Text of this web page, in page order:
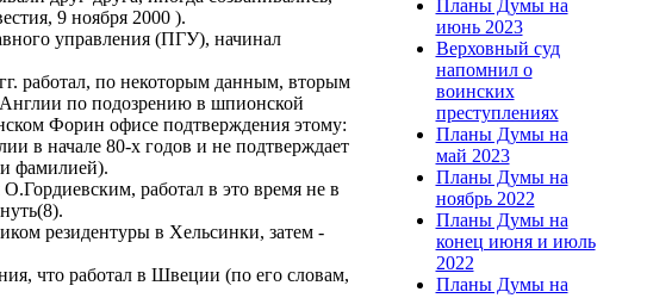
9 ноября 2000 ).
управления (ПГУ), начинал
работал, по некоторым данным, вторым
по подозрению в шпионской
Форин офисе подтверждения этому:
в начале 80-х годов и не подтверждает
и фамилией).
работал в это время не в
резидентуры в Хельсинки, затем -
что работал в Швеции (по его словам,
Планы Думы на
июнь 2023
Верховный суд
напомнил о
воинских
преступлениях
Планы Думы на
май 2023
Планы Думы на
ноябрь 2022
Планы Думы на
конец июня и июль
2022
Планы Думы на